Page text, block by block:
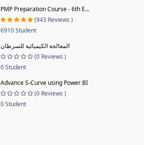
PMP Preparation Course - 6th E...
(943 Reviews )
6910 Student
المعالجة الكيميائية للسرطان
(0 Reviews )
0 Student
Advance S-Curve using Power BI
(0 Reviews )
0 Student